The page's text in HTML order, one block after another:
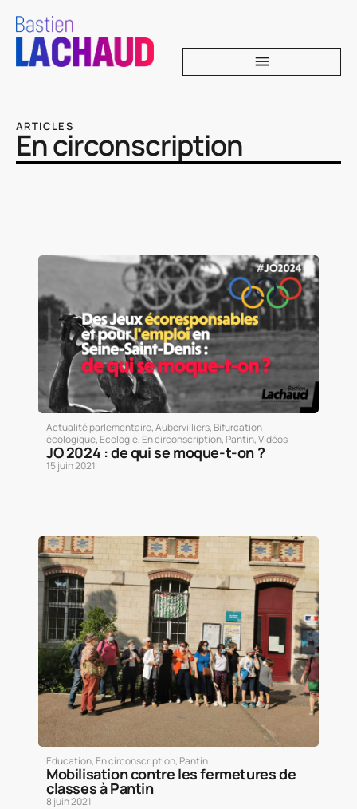
ARTICLES
En circonscription
Actualité parlementaire,Aubervilliers, Bifurcation
écologique, Ecologie, En circonscription, Pantin,Vidéos
JO 2024 : de qui se moque-t-on ?
15 juin 2021
Education, En circonscription, Pantin
Mobilisation contre les fermetures de
classes à Pantin
8 juin 2021